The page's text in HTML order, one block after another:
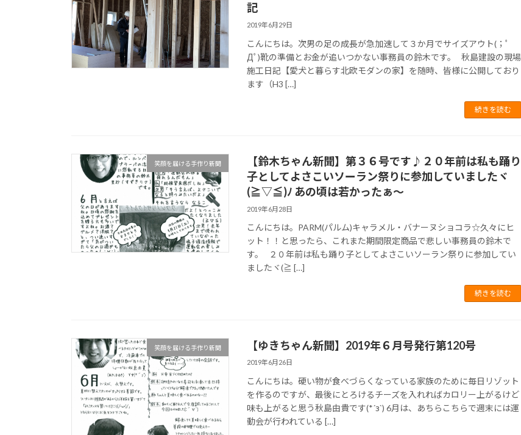
記
2019年6月29日
こんにちは。次男の足の成長が急加速して３か月でサイズアウト(；ﾟ
Дﾟ)靴の準備とお金が追いつかない事務員の鈴木です。 秋島建設の現場
施工日記【愛犬と暮らす北欧モダンの家】を随時、皆様に公開しており
ます（H3 […]
続きを読む
笑顔を届ける手作り新聞
【鈴木ちゃん新聞】第３６号です♪２０年前は私も踊り
子としてよさこいソーラン祭りに参加していましたヾ
(≧▽≦)ﾉ あの頃は若かったぁ～
2019年6月28日
こんにちは。PARM(パルム)キャラメル・バナーヌショコラ☆久々にヒ
ット！！と思ったら、これまた期間限定商品で悲しい事務員の鈴木で
す。 ２０年前は私も踊り子としてよさこいソーラン祭りに参加してい
ましたヾ(≧ […]
続きを読む
笑顔を届ける手作り新聞 【ゆきちゃん新聞】2019年６月号発行第120号
2019年6月26日
こんにちは。硬い物が食べづらくなっている家族のために毎日リゾット
を作るのですが、最後にとろけるチーズを入れればカロリー上がるけど
味も上がると思う秋島由貴です(*´з`) 6月は、あちらこちらで週末には運
動会が行われている […]